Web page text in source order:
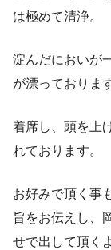
は極めて清浄。
淀んだにおいが
が漂っておりま
着席し、頭を上
れております。
お好みで頂く事
旨をお伝えし、
せで出して頂く